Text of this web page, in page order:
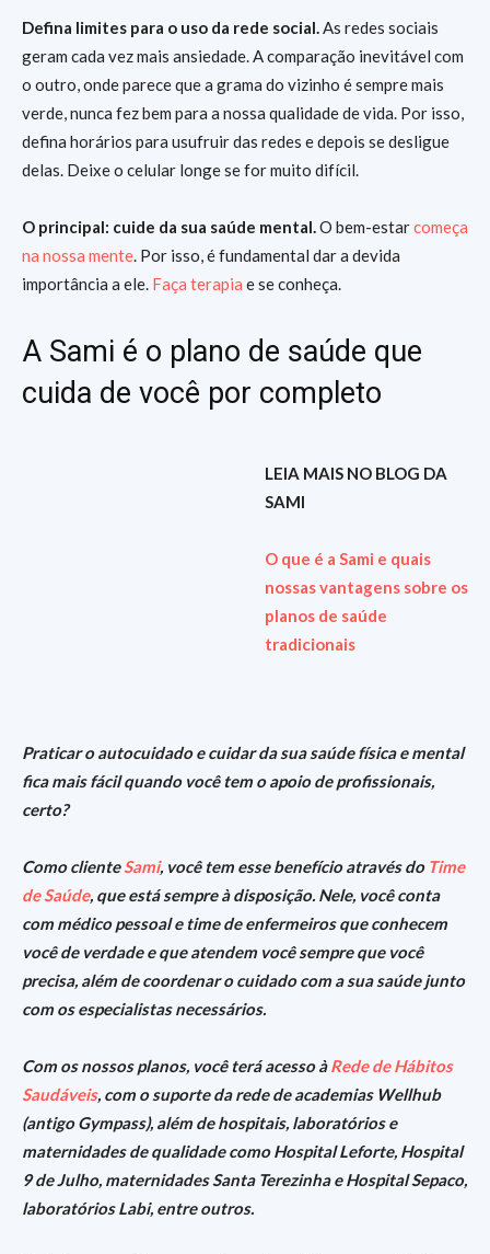
Defina limites para o uso da rede social.As redes sociais
geram cada vez mais ansiedade. A comparação inevitável com
o outro, onde parece que a grama do vizinho é sempre mais
verde, nunca fez bem para a nossa qualidade de vida. Por isso,
defina horários para usufruir das redes e depois se desligue
delas. Deixe o celular longe se for muito difícil.
O principal: cuide da sua saúde mental.O bem-estarcomeça
na nossa mente. Por isso, é fundamental dar a devida
importância a ele. Faça terapia e se conheça.
A Sami é o plano de saúde que
cuida de você por completo
LEIA MAIS NO BLOG DA
SAMI
O que é a Sami e quais
nossas vantagens sobre os
planos de saúde
tradicionais
Praticar o autocuidado e cuidar da sua saúde física e mental
fica mais fácil quando você tem o apoio de profissionais,
certo?
Como clienteSami, você tem esse benefício através doTime
de Saúde, que está sempre à disposição. Nele, você conta
com médico pessoal e time de enfermeiros que conhecem
você de verdade e que atendem você sempre que você
precisa, além de coordenar o cuidado com a sua saúde junto
com os especialistas necessários.
Com os nossos planos, você terá acesso àRede de Hábitos
Saudáveis, com o suporte da rede de academias Wellhub
(antigo Gympass), além de hospitais, laboratórios e
maternidades de qualidade como Hospital Leforte, Hospital
9 de Julho, maternidades Santa Terezinha e Hospital Sepaco,
laboratórios Labi, entre outros.